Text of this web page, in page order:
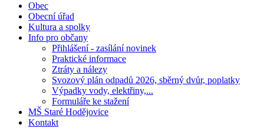
Obec
Obecní úřad
Kultura a spolky
Info pro občany
Přihlášení - zasílání novinek
Praktické informace
Ztráty a nálezy
Svozový plán odpadů 2026, sběrný dvůr, poplatky
Výpadky vody, elektřiny,...
Formuláře ke stažení
MŠ Staré Hodějovice
Kontakt